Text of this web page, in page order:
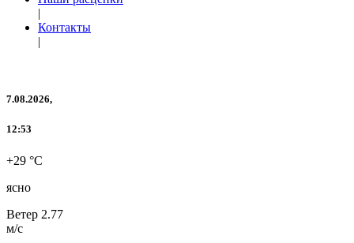
|
Контакты
|
7.08.2026,
12:53
+29 °C
ясно
Ветер 2.77
м/с